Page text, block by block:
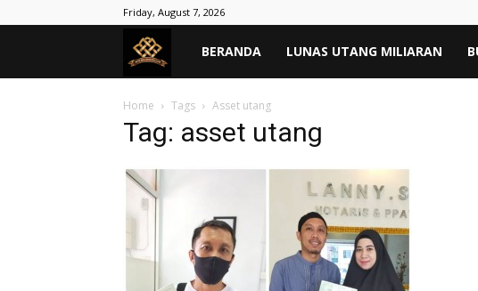
Friday, August 7, 2026
MASYARAKAT
TANPA
Lunas
BERANDA LUNAS UTANG MILIARAN
Home Tags Asset utang
Tag: asset utang